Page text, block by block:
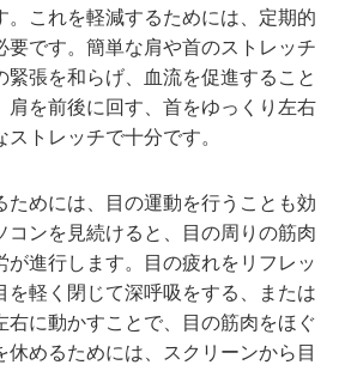
。これを軽減するためには、定期的
要です。簡単な肩や首のストレッチ
緊張を和らげ、血流を促進すること
肩を前後に回す、首をゆっくり左右
トレッチで十分です。
ためには、目の運動を行うことも効
コンを見続けると、目の周りの筋肉
が進行します。目の疲れをリフレッ
を軽く閉じて深呼吸をする、または
右に動かすことで、目の筋肉をほぐ
休めるためには、スクリーンから目